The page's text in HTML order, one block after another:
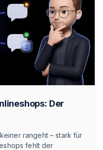
Der
rangeht – stark für
fehlt der